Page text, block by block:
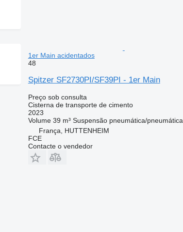
1er Main acidentados
48
Spitzer SF2730PI/SF39PI - 1er Main
Preço sob consulta
Cisterna de transporte de cimento
2023
Volume 39 m³ Suspensão pneumática/pneumática
França, HUTTENHEIM
FCE
Contacte o vendedor